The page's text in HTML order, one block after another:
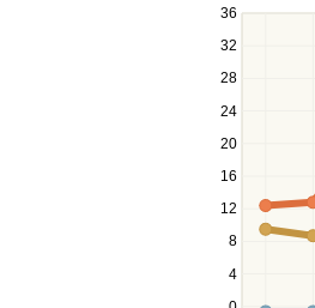
4
8
12
16
20
24
28
32
36
Use
the
and
down
to
navigate
between
series.
Use
the